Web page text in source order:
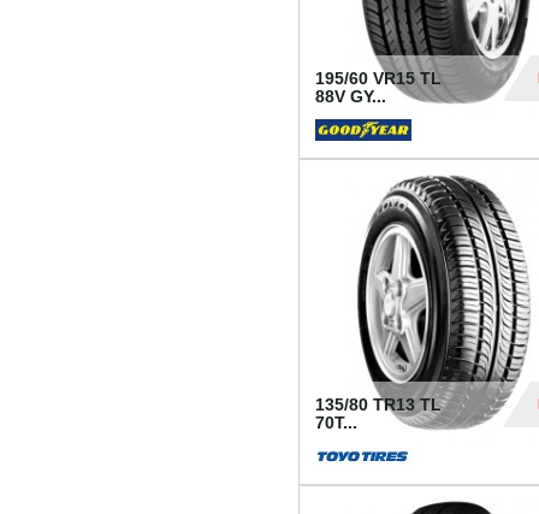
195/60 VR15 TL
88V GY...
135/80 TR13 TL
70T...